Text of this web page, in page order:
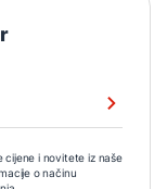
cijene i novitete iz naše
o načinu